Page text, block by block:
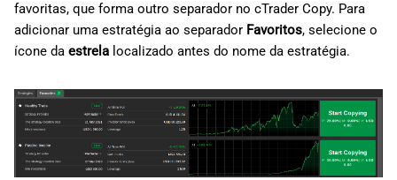
favoritas, que forma outro separador no cTrader Copy. Para
adicionar uma estratégia ao separador Favoritos, selecione o
ícone da estrela localizado antes do nome da estratégia.